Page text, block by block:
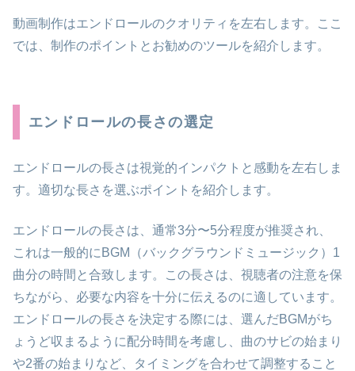
動画制作はエンドロールのクオリティを左右します。ここ
では、制作のポイントとお勧めのツールを紹介します。
エンドロールの長さの選定
エンドロールの長さは視覚的インパクトと感動を左右しま
す。適切な長さを選ぶポイントを紹介します。
エンドロールの長さは、通常3分〜5分程度が推奨され、
これは一般的にBGM（バックグラウンドミュージック）1
曲分の時間と合致します。この長さは、視聴者の注意を保
ちながら、必要な内容を十分に伝えるのに適しています。
エンドロールの長さを決定する際には、選んだBGMがち
ょうど収まるように配分時間を考慮し、曲のサビの始まり
や2番の始まりなど、タイミングを合わせて調整すること